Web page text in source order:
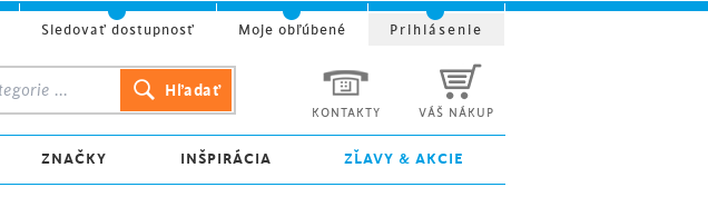
KONTAKTY VÁŠ NÁKUP
ZNAČKY INŠPIRÁCIA ZĽAVY & AKCIE
Sledovať dostupnosť Moje obľúbené Prihlásenie